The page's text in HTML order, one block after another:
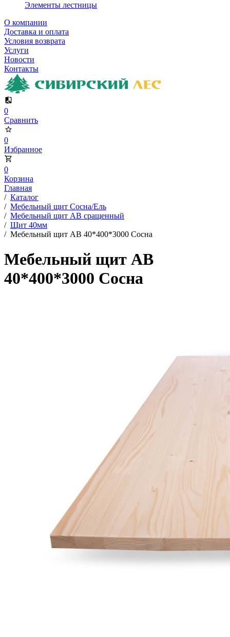
Элементы лестницы
О компании
Доставка и оплата
Условия возврата
Услуги
Новости
Контакты
0
Сравнить
0
Избранное
0
Корзина
Главная
/ Каталог
/ Мебельный щит Сосна/Ель
/ Мебельный щит АВ сращенный
/ Щит 40мм
/ Мебельный щит АВ 40*400*3000 Сосна
Мебельный щит АВ
40*400*3000 Сосна